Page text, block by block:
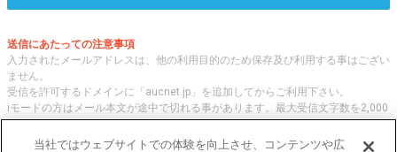
送信にあたっての注意事項
入力されたメールアドレスは、他の利用目的のため保存及び利用する事はござい
ません。
受信を許可するドメインに「aucnet.jp」を追加してからご利用下さい。
iモードの方はメール本文が途中で切れる事があります。最大受信文字数を2,000
文字へ変更してご利用ください
当社ではウェブサイトでの体験を向上させ、コンテンツや広